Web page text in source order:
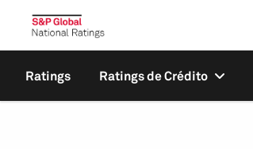
Ratings Ratings de Crédito